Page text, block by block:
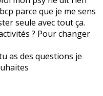
parce que je me sens
seule avec tout ça.
? Pour changer
as des questions je